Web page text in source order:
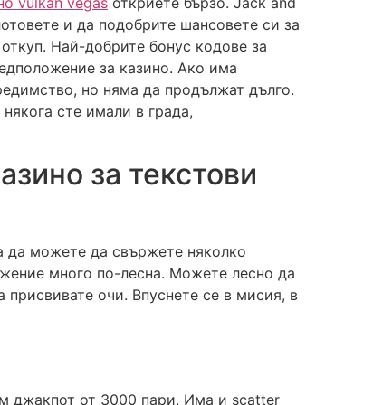
и да подобрите шансовете си за
Най-добрите бонус кодове за
за казино. Ако има
но няма да продължат дълго.
сте имали в града,
за текстови
да можете да свържете няколко
много по-лесна. Можете лесно да
очи. Впуснете се в мисия, в
джакпот от 3000 пари. Има и scatter